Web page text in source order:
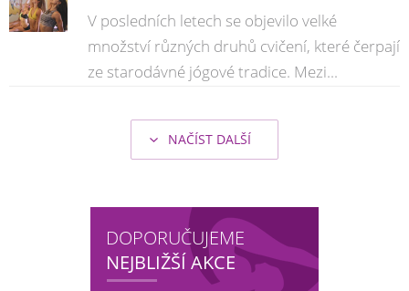
V posledních letech se objevilo velké
množství různých druhů cvičení, které čerpají
ze starodávné jógové tradice. Mezi...
NAČÍST DALŠÍ
DOPORUČUJEME
NEJBLIŽŠÍ AKCE